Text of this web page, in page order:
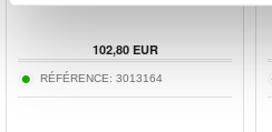
102,80EUR
RÉFÉRENCE: 3013164